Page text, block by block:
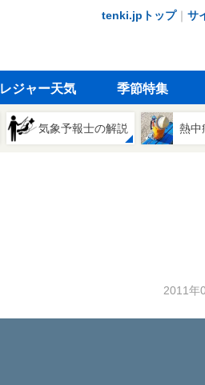
tenki.jpトップ｜ サ
レジャー天気 季節特集
気象予報士の解説 熱中
2011年